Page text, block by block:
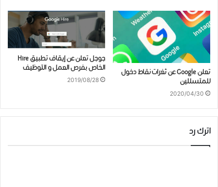
تعلن Google عن ثغرات نقاط دخول
للمتسللين
2020/04/30
ﺟﻮﺟﻞ ﺗﻌﻠﻦ عن إيقاف تطبيق Hire
الخاص بفرص العمل و التوظيف
2019/08/28
اترك رد